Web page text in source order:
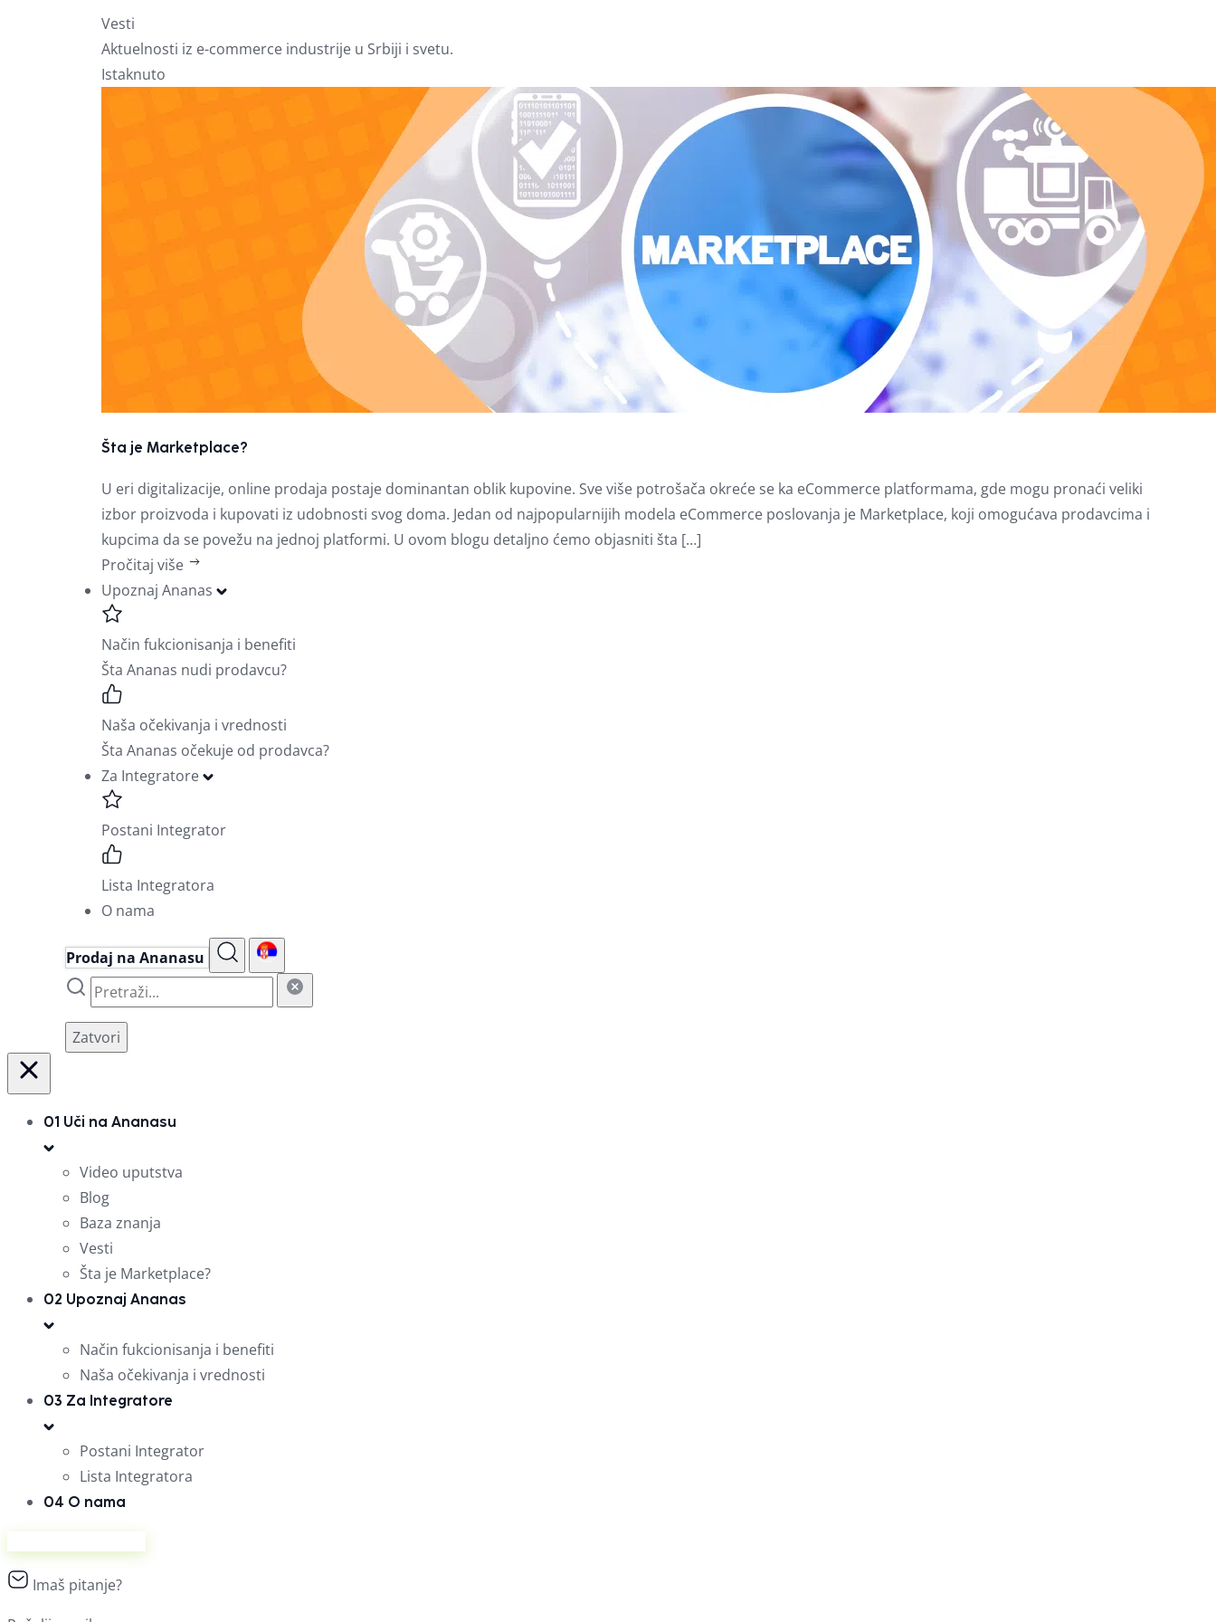
Vesti
Aktuelnosti iz e-commerce industrije u Srbiji i svetu.
Istaknuto
Šta je Marketplace?
U eri digitalizacije, online prodaja postaje dominantan oblik kupovine. Sve više potrošača okreće se ka eCommerce platformama, gde mogu pronaći veliki
izbor proizvoda i kupovati iz udobnosti svog doma. Jedan od najpopularnijih modela eCommerce poslovanja je Marketplace, koji omogućava prodavcima i
kupcima da se povežu na jednoj platformi. U ovom blogu detaljno ćemo objasniti šta […]
Pročitaj više
Upoznaj Ananas
Način fukcionisanja i benefiti
Šta Ananas nudi prodavcu?
Naša očekivanja i vrednosti
Šta Ananas očekuje od prodavca?
Za Integratore
Postani Integrator
Lista Integratora
O nama
Prodaj na Ananasu
Zatvori
01 Uči na Ananasu
Video uputstva
Blog
Baza znanja
Vesti
Šta je Marketplace?
02 Upoznaj Ananas
Način fukcionisanja i benefiti
Naša očekivanja i vrednosti
03 Za Integratore
Postani Integrator
Lista Integratora
04 O nama
Imaš pitanje?